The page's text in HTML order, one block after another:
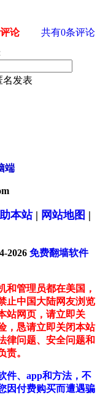
论 共有0条评论
名发表
端
本站| 网站地图 |
2026 免费翻墙软件
和管理员都在美国，
止中国大陆网友浏览
站网页，请立即关
，恳请立即关闭本站
律问题、安全问题和
责。
件、app和方法，不
因付费购买而遭遇骗